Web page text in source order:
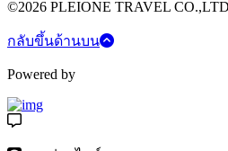
©2026 PLEIONE TRAVEL
กลับขึ้นด้านบน
Powered by